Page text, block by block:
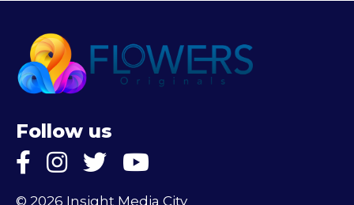
Follow us
© 2026 Insight Media City